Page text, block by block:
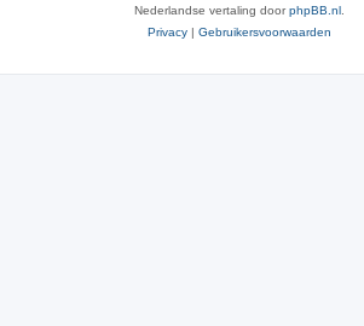
Nederlandse vertaling doorphpBB.nl.
Privacy | Gebruikersvoorwaarden